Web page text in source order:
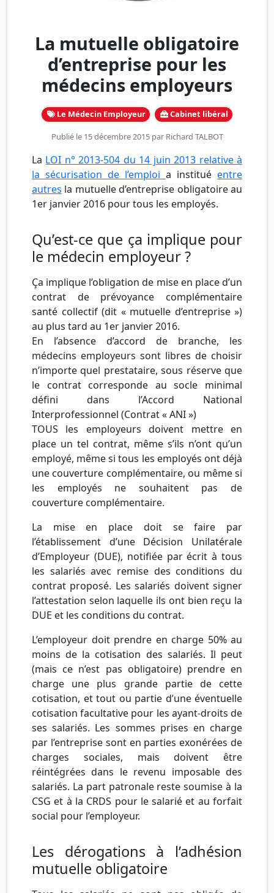
La mutuelle obligatoire
d’entreprise pour les
médecins employeurs
Le Médecin Employeur Cabinet libéral
Publié le 15 décembre 2015 par Richard TALBOT
La LOI n° 2013-504 du 14 juin 2013 relative à
la sécurisation de l’emploi a institué entre
autres la mutuelle d’entreprise obligatoire au
1er janvier 2016 pour tous les employés.
Qu’est-ce que ça implique pour
le médecin employeur ?
Ça implique l’obligation de mise en place d’un
contrat de prévoyance complémentaire
santé collectif (dit « mutuelle d’entreprise »)
au plus tard au 1er janvier 2016.
En l’absence d’accord de branche, les
médecins employeurs sont libres de choisir
n’importe quel prestataire, sous réserve que
le contrat corresponde au socle minimal
défini dans l’Accord National
Interprofessionnel (Contrat « ANI »)
TOUS les employeurs doivent mettre en
place un tel contrat, même s’ils n’ont qu’un
employé, même si tous les employés ont déjà
une couverture complémentaire, ou même si
les employés ne souhaitent pas de
couverture complémentaire.
La mise en place doit se faire par
l’établissement d’une Décision Unilatérale
d’Employeur (DUE), notifiée par écrit à tous
les salariés avec remise des conditions du
contrat proposé. Les salariés doivent signer
l’attestation selon laquelle ils ont bien reçu la
DUE et les conditions du contrat.
L’employeur doit prendre en charge 50% au
moins de la cotisation des salariés. Il peut
(mais ce n’est pas obligatoire) prendre en
charge une plus grande partie de cette
cotisation, et tout ou partie d’une éventuelle
cotisation facultative pour les ayant-droits de
ses salariés. Les sommes prises en charge
par l’entreprise sont en parties exonérées de
charges sociales, mais doivent être
réintégrées dans le revenu imposable des
salariés. La part patronale reste soumise à la
CSG et à la CRDS pour le salarié et au forfait
social pour l’employeur.
Les dérogations à l’adhésion
mutuelle obligatoire